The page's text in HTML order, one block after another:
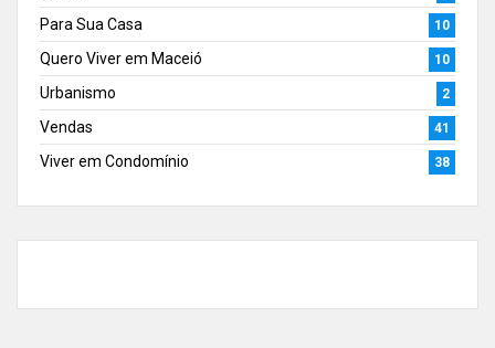
Para Sua Casa 10
Quero Viver em Maceió 10
Urbanismo 2
Vendas 41
Viver em Condomínio 38